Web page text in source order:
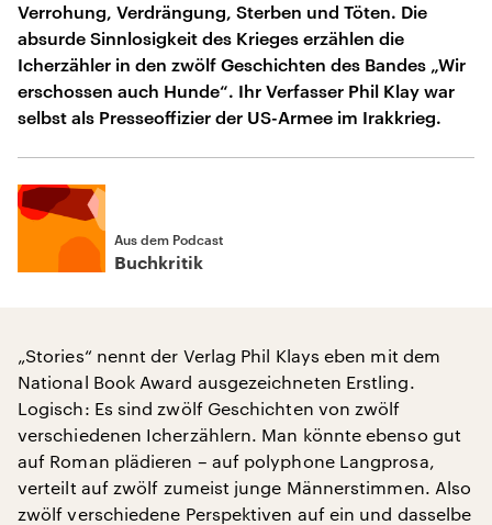
Verrohung, Verdrängung, Sterben und Töten. Die
absurde Sinnlosigkeit des Krieges erzählen die
Icherzähler in den zwölf Geschichten des Bandes „Wir
erschossen auch Hunde“. Ihr Verfasser Phil Klay war
selbst als Presseoffizier der US-Armee im Irakkrieg.
Aus dem Podcast
Buchkritik
„Stories“ nennt der Verlag Phil Klays eben mit dem
National Book Award ausgezeichneten Erstling.
Logisch: Es sind zwölf Geschichten von zwölf
verschiedenen Icherzählern. Man könnte ebenso gut
auf Roman plädieren – auf polyphone Langprosa,
verteilt auf zwölf zumeist junge Männerstimmen. Also
zwölf verschiedene Perspektiven auf ein und dasselbe